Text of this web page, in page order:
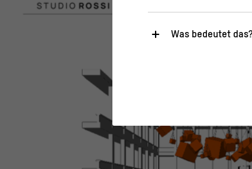
Was bedeutet das?
Diese Cookies sind für
Diese Cookies helfen uns
gesammelt und
>Datenschutzerklärung>